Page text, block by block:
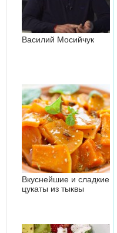
Василий Мосийчук
Вкуснейшие и сладкие
цукаты из тыквы